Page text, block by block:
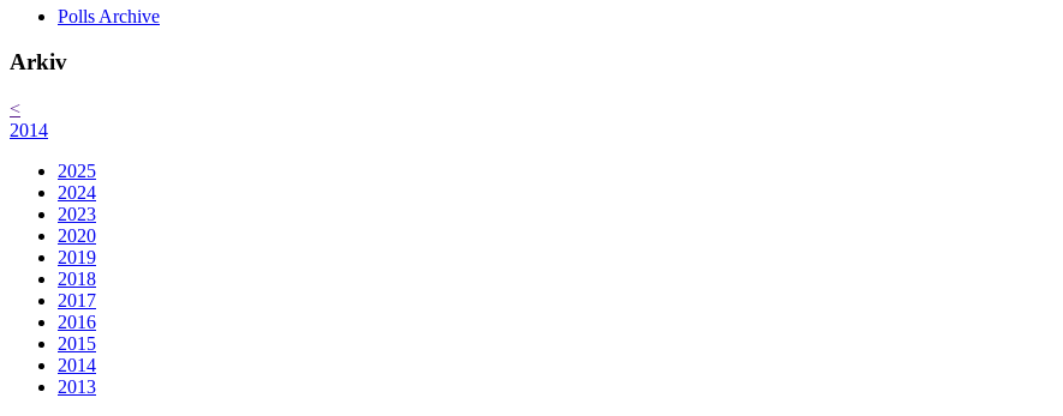
Polls Archive
Arkiv
<
2014
2025
2024
2023
2020
2019
2018
2017
2016
2015
2014
2013